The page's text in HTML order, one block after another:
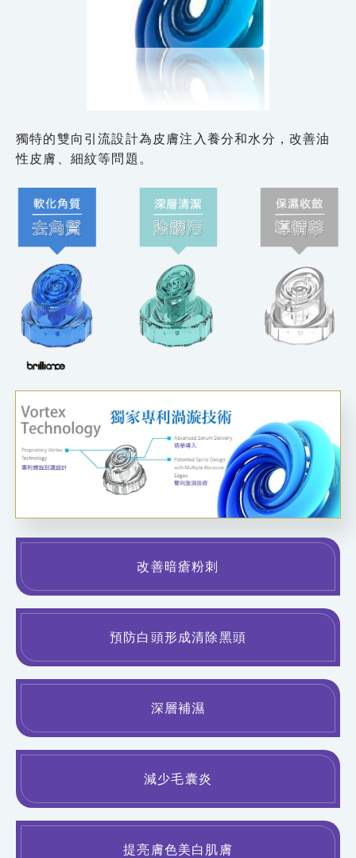
獨特的雙向引流設計為皮膚注入養分和水分，改善油
性皮膚、細紋等問題。
改善暗瘡粉刺
預防白頭形成清除黑頭
深層補濕
減少毛囊炎
提亮膚色美白肌膚